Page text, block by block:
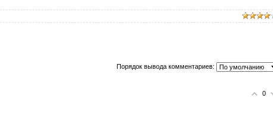
Порядок вывода комментариев:
0